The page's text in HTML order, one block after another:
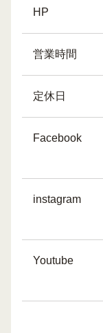
HP
営業時間
定休日
Facebook
instagram
Youtube